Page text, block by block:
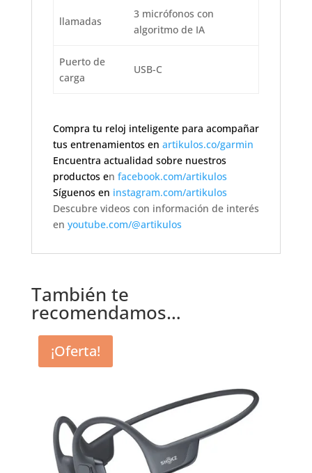
llamadas
3 micrófonos con
algoritmo de IA
Puerto de
carga
USB-C
Compra tu reloj inteligente para acompañar
tus entrenamientos en artikulos.co/garmin
Encuentra actualidad sobre nuestros
productos en facebook.com/artikulos
Síguenos en instagram.com/artikulos
Descubre videos con información de interés
en youtube.com/@artikulos
También te
recomendamos…
¡Oferta!